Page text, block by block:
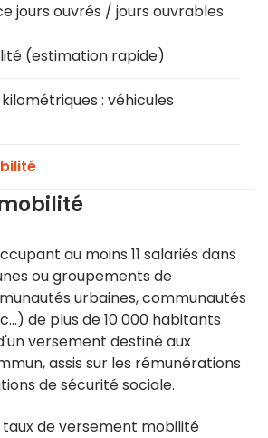
au moins 11 salariés dans
ou groupements de
urbaines, communautés
de plus de 10 000 habitants
versement destiné aux
assis sur les rémunérations
de sécurité sociale.
de versement mobilité
jours ouvrés / jours ouvrables
(estimation rapide)
: véhicules